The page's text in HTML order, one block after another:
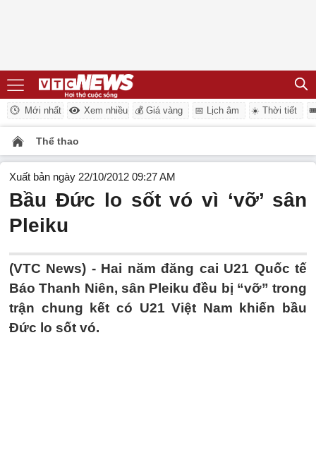
Mới nhất Xem nhiều 💰 Giá vàng 📅 Lịch âm ☀️ Thời tiết
Thể thao
Xuất bản ngày 22/10/2012 09:27 AM
Bầu Đức lo sốt vó vì ‘vỡ’ sân
Pleiku
(VTC News) - Hai năm đăng cai U21 Quốc tế
Báo Thanh Niên, sân Pleiku đều bị “vỡ” trong
trận chung kết có U21 Việt Nam khiến bầu
Đức lo sốt vó.